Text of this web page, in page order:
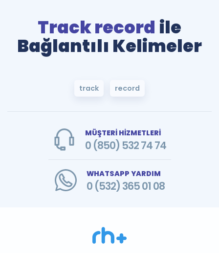
Track record ile
Bağlantılı Kelimeler
track record
MÜŞTERİ HİZMETLERİ
0 (850) 532 74 74
WHATSAPP YARDIM
0 (532) 365 01 08